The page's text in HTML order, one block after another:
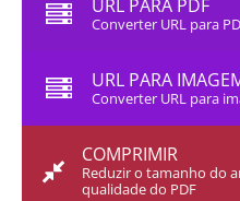
URL PARA PDF
Converter URL para
URL PARA
Converter URL para
COMPRIMIR
Reduzir o tamanho do
qualidade do PDF